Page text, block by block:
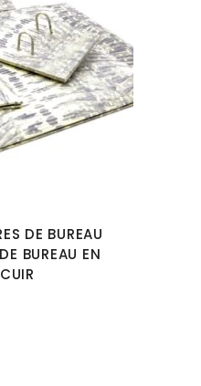
DE BUREAU
BUREAU EN